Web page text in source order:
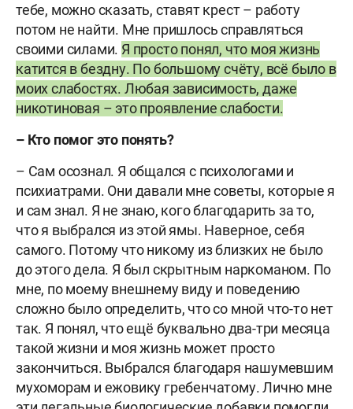
тебе, можно сказать, ставят крест – работу
потом не найти. Мне пришлось справляться
своими силами. Я просто понял, что моя жизнь
катится в бездну. По большому счёту, всё было в
моих слабостях. Любая зависимость, даже
никотиновая – это проявление слабости.
– Кто помог это понять?
– Сам осознал. Я общался с психологами и
психиатрами. Они давали мне советы, которые я
и сам знал. Я не знаю, кого благодарить за то,
что я выбрался из этой ямы. Наверное, себя
самого. Потому что никому из близких не было
до этого дела. Я был скрытным наркоманом. По
мне, по моему внешнему виду и поведению
сложно было определить, что со мной что-то нет
так. Я понял, что ещё буквально два-три месяца
такой жизни и моя жизнь может просто
закончиться. Выбрался благодаря нашумевшим
мухоморам и ежовику гребенчатому. Лично мне